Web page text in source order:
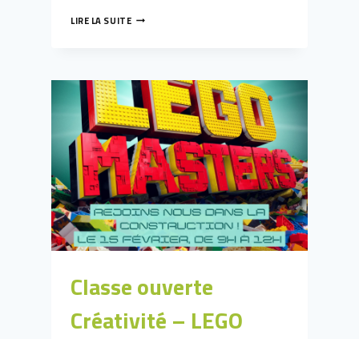
LIRE LA SUITECLASSE
Classe ouverte
Créativité – LEGO